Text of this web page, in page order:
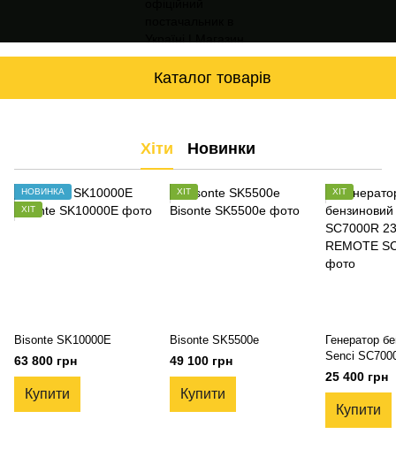
Каталог товарів
Хіти Новинки
НОВИНКА
ХІТ
Bisonte SK10000E
63 800 грн
Купити
ХІТ
Bisonte SK5500e
49 100 грн
Купити
ХІТ
Генератор
Senci
3800W
25 400 грн
Купити